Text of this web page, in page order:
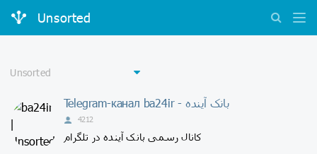
Unsorted
Telegram-канал ba24ir - بانک آینده
4212
کانال رسمی بانک آینده در تلگرام